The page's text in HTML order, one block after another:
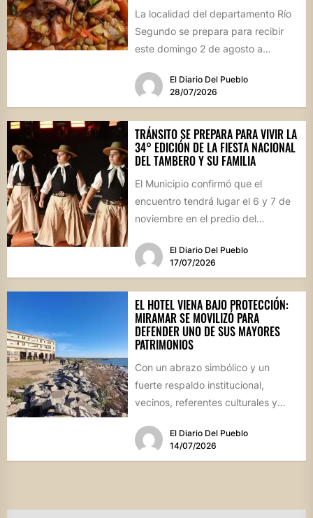
La localidad del departamento Río
Segundo se prepara para recibir
este domingo 2 de agosto a
El Diario Del Pueblo
28/07/2026
TRÁNSITO SE PREPARA PARA VIVIR LA
34° EDICIÓN DE LA FIESTA NACIONAL
DEL TAMBERO Y SU FAMILIA
El Municipio confirmó que el
encuentro tendrá lugar el 6 y 7 de
noviembre en el predio del
El Diario Del Pueblo
17/07/2026
EL HOTEL VIENA BAJO PROTECCIÓN:
MIRAMAR SE MOVILIZÓ PARA
DEFENDER UNO DE SUS MAYORES
PATRIMONIOS
Con un abrazo simbólico y un
fuerte respaldo institucional,
vecinos, referentes culturales y
Ansenuza visibilizaron la...
El Diario Del Pueblo
14/07/2026